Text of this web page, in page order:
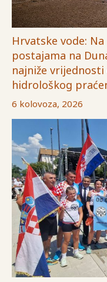
Hrvatske vode:
postajama na
najniže
hidrološkog
6 kolovoza, 2026